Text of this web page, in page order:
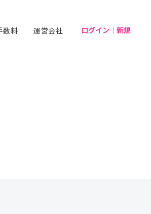
数料 運営会社 ログイン｜新規